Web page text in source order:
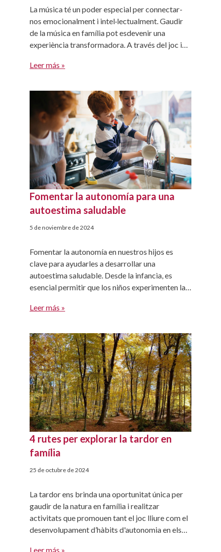
La música té un poder especial per connectar-
nos emocionalment i intel·lectualment. Gaudir
de la música en família pot esdevenir una
experiència transformadora. A través del joc i
desenvolupament de l’autonomia dels nostres
plegats. Aquí teniu algunes idees per introduir la
música a […]
Leer más »
Fomentar la autonomía para una
autoestima saludable
5 de noviembre de 2024
Fomentar la autonomía en nuestros hijos es
clave para ayudarles a desarrollar una
autoestima saludable. Desde la infancia, es
esencial permitir que los niños experimenten la
confianza en sí mismos. En este artículo,
una independencia que nutra su autoestima,
permitiéndoles valorarse y enfrentar los […]
Leer más »
4 rutes per explorar la tardor en
família
25 de octubre de 2024
La tardor ens brinda una oportunitat única per
gaudir de la natura en família i realitzar
activitats que promouen tant el joc lliure com el
desenvolupament d’hàbits d'autonomia en els
Leer más »